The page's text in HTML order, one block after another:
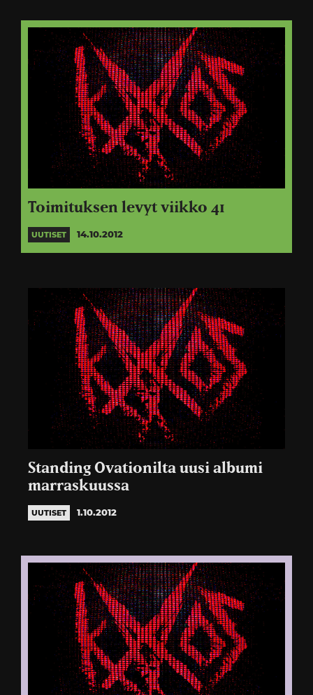
Toimituksen levyt viikko 41
UUTISET 14.10.2012
Standing Ovationilta uusi albumi
marraskuussa
UUTISET 1.10.2012